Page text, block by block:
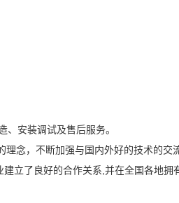
安装调试及售后服务。
念，不断加强与国内外好的技术的交
立了良好的合作关系,并在全国各地拥